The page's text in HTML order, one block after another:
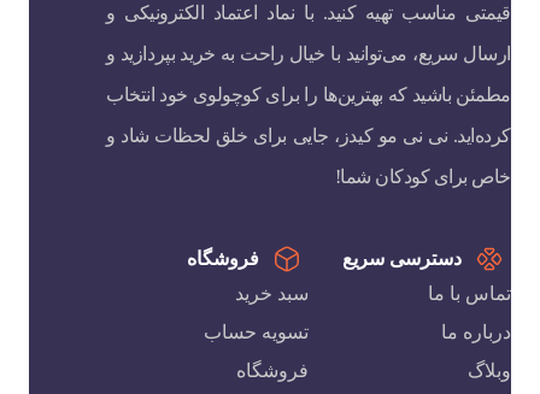
قیمتی مناسب تهیه کنید. با نماد اعتماد الکترونیکی و
ارسال سریع، می‌توانید با خیال راحت به خرید بپردازید و
مطمئن باشید که بهترین‌ها را برای کوچولوی خود انتخاب
کرده‌اید. نی نی مو کیدز، جایی برای خلق لحظات شاد و
خاص برای کودکان شما!
دسترسی سریع
تماس با ما
درباره ما
وبلاگ
فروشگاه
سبد خرید
تسویه حساب
فروشگاه